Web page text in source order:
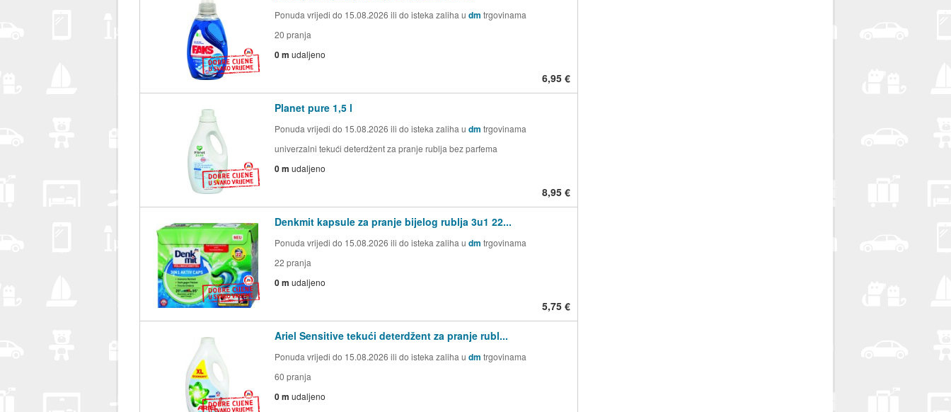
Ponuda vrijedi do 15.08.2026 ili do isteka zaliha u dm trgovinama
20 pranja
0 m udaljeno
6,95 €
Planet pure 1,5 l
Ponuda vrijedi do 15.08.2026 ili do isteka zaliha u dm trgovinama
univerzalni tekući deterdžent za pranje rublja bez parfema
0 m udaljeno
8,95 €
Denkmit kapsule za pranje bijelog rublja 3u1 22...
Ponuda vrijedi do 15.08.2026 ili do isteka zaliha u dm trgovinama
22 pranja
0 m udaljeno
5,75 €
Ariel Sensitive tekući deterdžent za pranje rubl...
Ponuda vrijedi do 15.08.2026 ili do isteka zaliha u dm trgovinama
60 pranja
0 m udaljeno